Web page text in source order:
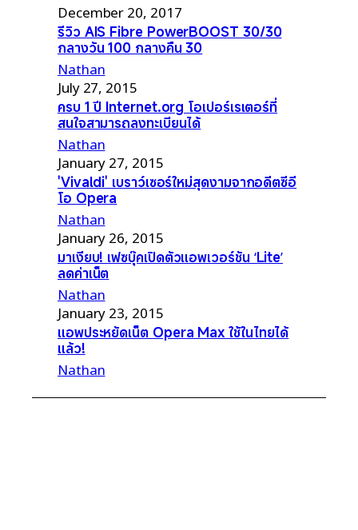
December 20, 2017
รีวิว AIS Fibre PowerBOOST 30/30
กลางวัน 100 กลางคืน 30
Nathan
July 27, 2015
ครบ 1 ปี Internet.org โอเปอร์เรเตอร์ที่
สนใจสามารถลงทะเบียนได้
Nathan
January 27, 2015
'Vivaldi' เบราว์เซอร์ใหม่สุดงามจากอดีตซีอี
โอ Opera
Nathan
January 26, 2015
มาเงียบ! เฟซบุ๊คเปิดตัวแอพเวอร์ชัน ‘Lite’
ลดค่าเน็ต
Nathan
January 23, 2015
แอพประหยัดเน็ต Opera Max ใช้ในไทยได้
แล้ว!
Nathan